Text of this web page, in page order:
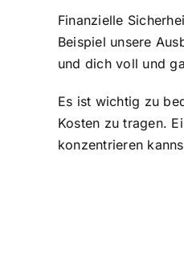
Finanzielle
Beispiel unsere
und dich voll und
Es ist wichtig zu
Kosten zu tragen.
konzentrieren